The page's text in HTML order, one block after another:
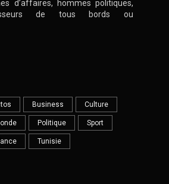
d’affaires, hommes politiques,
de tous bords ou
Business Culture
Politique Sport
Tunisie